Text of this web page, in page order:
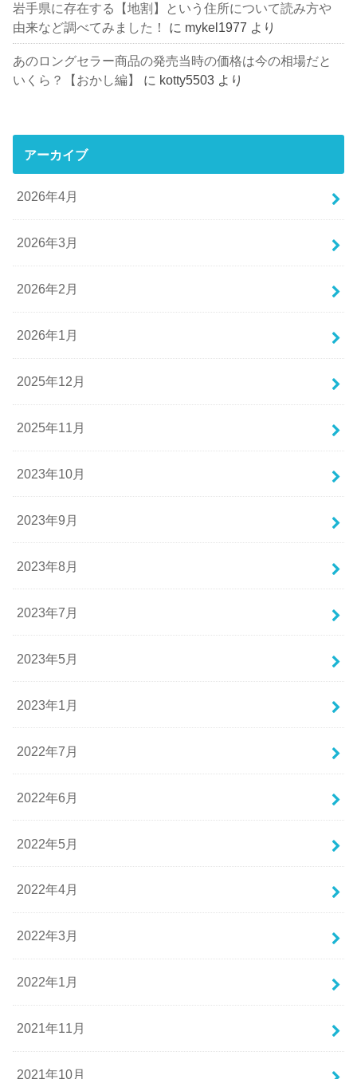
岩手県に存在する【地割】という住所について読み方や
由来など調べてみました！
に mykel1977 より
あのロングセラー商品の発売当時の価格は今の相場だと
いくら？【おかし編】
に kotty5503 より
アーカイブ
2026年4月
2026年3月
2026年2月
2026年1月
2025年12月
2025年11月
2023年10月
2023年9月
2023年8月
2023年7月
2023年5月
2023年1月
2022年7月
2022年6月
2022年5月
2022年4月
2022年3月
2022年1月
2021年11月
2021年10月